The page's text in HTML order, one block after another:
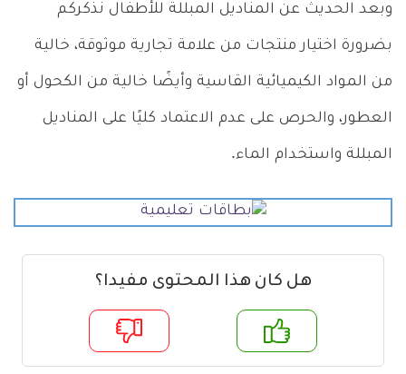
وبعد الحديث عن المناديل المبللة للأطفال نذكركم
بضرورة اختيار منتجات من علامة تجارية موثوقة، خالية
من المواد الكيميائية القاسية وأيضًا خالية من الكحول أو
العطور، والحرص على عدم الاعتماد كليًا على المناديل
المبللة واستخدام الماء.
هل كان هذا المحتوى مفيدا؟
لا